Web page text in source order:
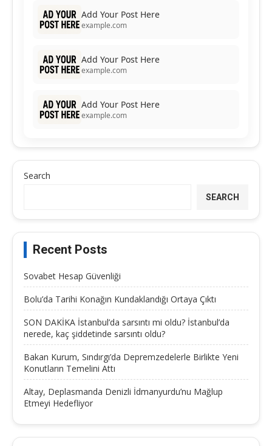
Add Your Post Here
example.com
Add Your Post Here
example.com
Add Your Post Here
example.com
Search
SEARCH
Recent Posts
Sovabet Hesap Güvenliği
Bolu’da Tarihi Konağın Kundaklandığı Ortaya Çıktı
SON DAKİKA İstanbul’da sarsıntı mi oldu? İstanbul’da
nerede, kaç şiddetinde sarsıntı oldu?
Bakan Kurum, Sındırgı’da Depremzedelerle Birlikte Yeni
Konutların Temelini Attı
Altay, Deplasmanda Denizli İdmanyurdu’nu Mağlup
Etmeyi Hedefliyor